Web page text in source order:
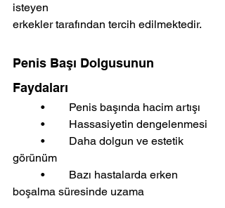
isteyen
erkekler tarafından tercih edilmektedir.
Penis Başı Dolgusunun
Faydaları
	•	Penis başında hacim artışı
	•	Hassasiyetin dengelenmesi
görünüm
boşalma süresinde uzama